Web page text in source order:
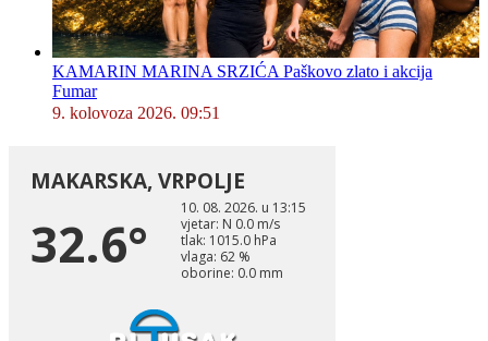
KAMARIN MARINA SRZIĆA Paškovo zlato i akcija
Fumar
9. kolovoza 2026. 09:51